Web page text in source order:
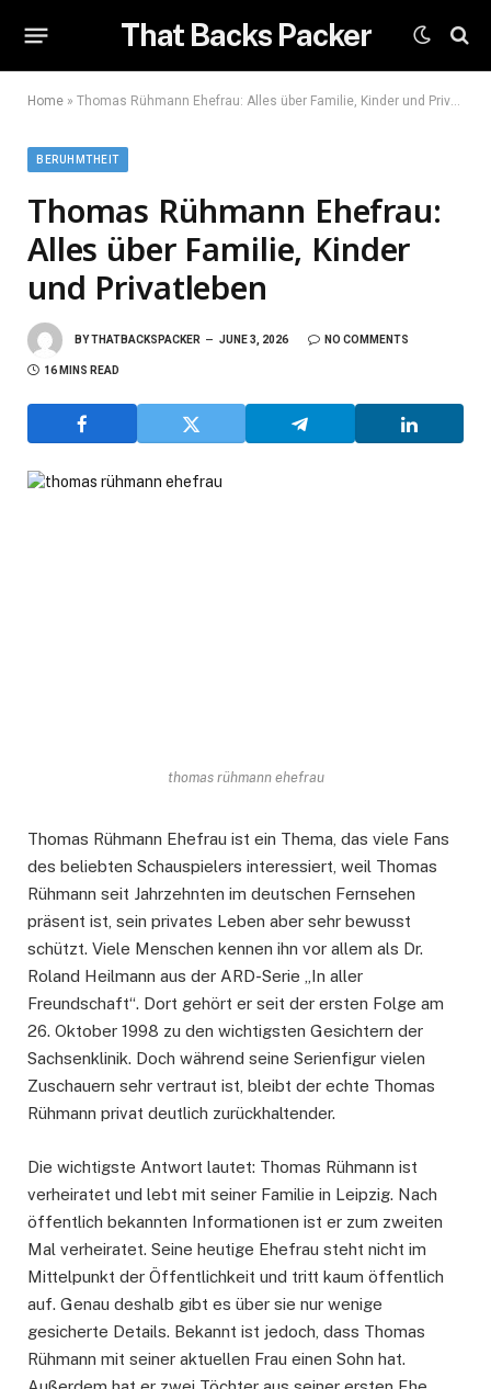
That Backs Packer
Home » Thomas Rühmann Ehefrau: Alles über Familie, Kinder und Privatleben
BERUHMTHEIT
Thomas Rühmann Ehefrau:
Alles über Familie, Kinder
und Privatleben
BYTHATBACKSPACKER JUNE 3, 2026 NO COMMENTS
16 MINS READ
thomas rühmann ehefrau
Thomas Rühmann Ehefrau ist ein Thema, das viele Fans
des beliebten Schauspielers interessiert, weil Thomas
Rühmann seit Jahrzehnten im deutschen Fernsehen
präsent ist, sein privates Leben aber sehr bewusst
schützt. Viele Menschen kennen ihn vor allem als Dr.
Roland Heilmann aus der ARD-Serie „In aller
Freundschaft“. Dort gehört er seit der ersten Folge am
26. Oktober 1998 zu den wichtigsten Gesichtern der
Sachsenklinik. Doch während seine Serienfigur vielen
Zuschauern sehr vertraut ist, bleibt der echte Thomas
Rühmann privat deutlich zurückhaltender.
Die wichtigste Antwort lautet: Thomas Rühmann ist
verheiratet und lebt mit seiner Familie in Leipzig. Nach
öffentlich bekannten Informationen ist er zum zweiten
Mal verheiratet. Seine heutige Ehefrau steht nicht im
Mittelpunkt der Öffentlichkeit und tritt kaum öffentlich
auf. Genau deshalb gibt es über sie nur wenige
gesicherte Details. Bekannt ist jedoch, dass Thomas
Rühmann mit seiner aktuellen Frau einen Sohn hat.